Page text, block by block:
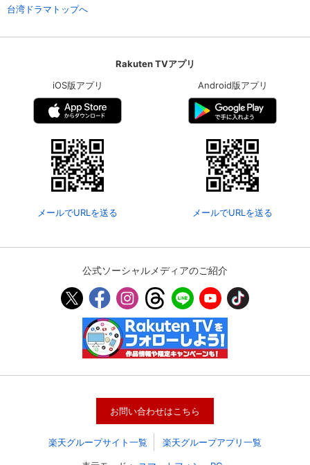
会員情報
ジットカード情報の変更が可能です。
台湾ドラマトップへ
Rakuten TVアプリ
iOS版アプリ
メールでURLを送る
Android版アプリ
メールでURLを送る
公式ソーシャルメディアのご紹介
お問い合わせはこちら
楽天グループサイト一覧 楽天グループアプリ一覧